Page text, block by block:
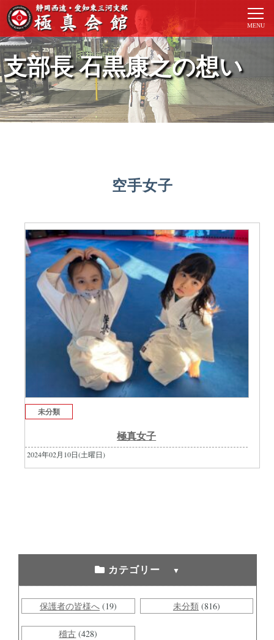
支部長 石黒康之の想い
空手女子
未分類
極真女子
2024年02月10日(土曜日)
カテゴリー
保護者の皆様へ(19) 未分類(816)
稽古 (428)